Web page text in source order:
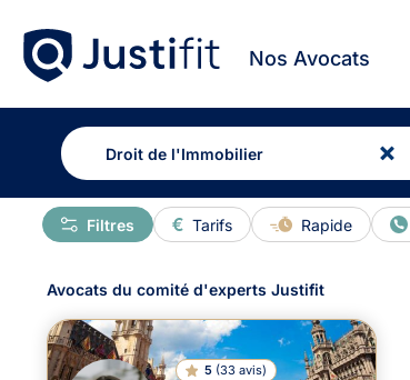
Nos Avocats
Tarifs Rapide
Filtres
Avocats du comité d'experts Justifit
5 (33 avis)